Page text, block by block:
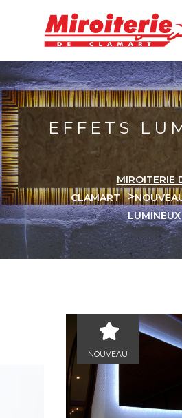
EFFETS
MIROITERIE
CLAMART >
LUMINEUX
NOUVEAU